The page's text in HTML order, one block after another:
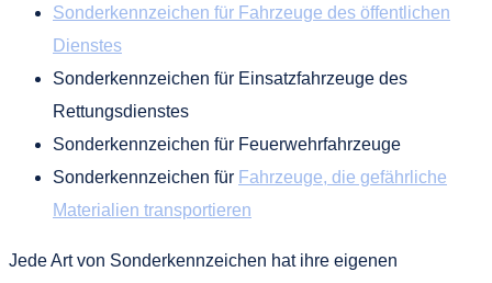
Sonderkennzeichen für Fahrzeuge des öffentlichen
Dienstes
Sonderkennzeichen für Einsatzfahrzeuge des
Rettungsdienstes
Sonderkennzeichen für Feuerwehrfahrzeuge
Sonderkennzeichen für Fahrzeuge, die gefährliche
Materialien transportieren
Jede Art von Sonderkennzeichen hat ihre eigenen